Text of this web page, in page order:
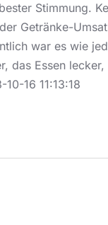
Stimmung.
Getränke-
war es wie
das Essen
10-16 11:13:18